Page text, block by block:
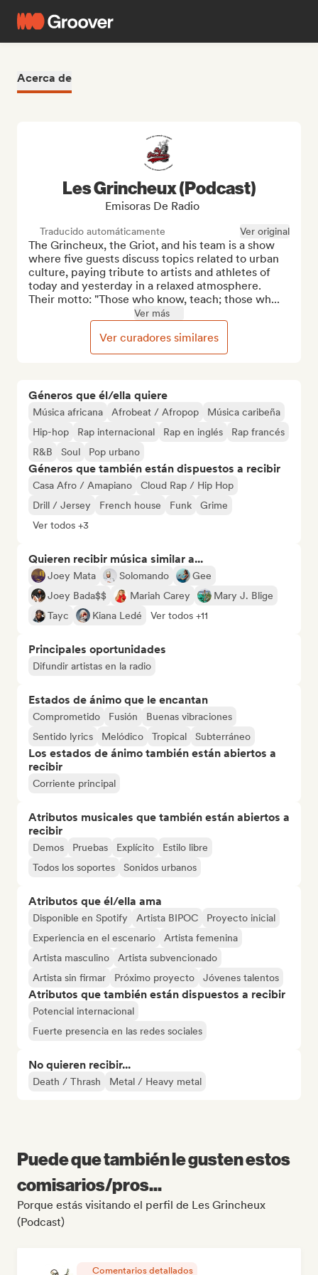
Acerca de
Géneros que él/ella quiere
Música africana Afrobeat / Afropop
Música caribeña
Hip-hop
Rap internacional Rap en inglés
Rap francés
R&B
Soul Pop urbano
Géneros que también están dispuestos a recibir
Casa Afro / Amapiano
Cloud Rap / Hip Hop
Drill / Jersey
French house Funk
Grime
Ver todos +3
Quieren recibir música similar a...
Joey Mata Solomando
Gee
Joey Bada$$
Mariah Carey
Mary J. Blige
Tayc
Kiana Ledé Ver todos +11
Principales oportunidades
Difundir artistas en la radio
Estados de ánimo que le encantan
Comprometido Fusión
Buenas vibraciones
Sentido lyrics
Melódico Tropical Subterráneo
Los estados de ánimo también están abiertos a
recibir
Corriente principal
Atributos musicales que también están abiertos a
recibir
Demos Pruebas Explícito
Estilo libre
Todos los soportes
Sonidos urbanos
Atributos que él/ella ama
Disponible en Spotify Artista BIPOC
Proyecto inicial
Experiencia en el escenario
Artista femenina
Artista masculino
Artista subvencionado
Artista sin firmar
Próximo proyecto Jóvenes talentos
Atributos que también están dispuestos a recibir
Potencial internacional
Fuerte presencia en las redes sociales
No quieren recibir...
Death / Thrash Metal / Heavy metal
Les Grincheux (Podcast)
Emisoras De Radio
Traducido automáticamente Ver original
The Grincheux, the Griot, and his team is a show
where five guests discuss topics related to urban
culture, paying tribute to artists and athletes of
today and yesterday in a relaxed atmosphere.
Their motto: "Those who know, teach; those wh...
Ver más
Ver curadores similares
Puede que también le gusten estos
comisarios/pros...
Porque estás visitando el perfil de Les Grincheux
(Podcast)
Comentarios detallados